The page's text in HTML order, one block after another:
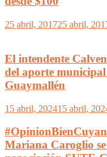
25 abril, 201725 abril,
El intendente
del aporte
Guaymallén
15 abril, 202415 abril,
Mariana Caroglio